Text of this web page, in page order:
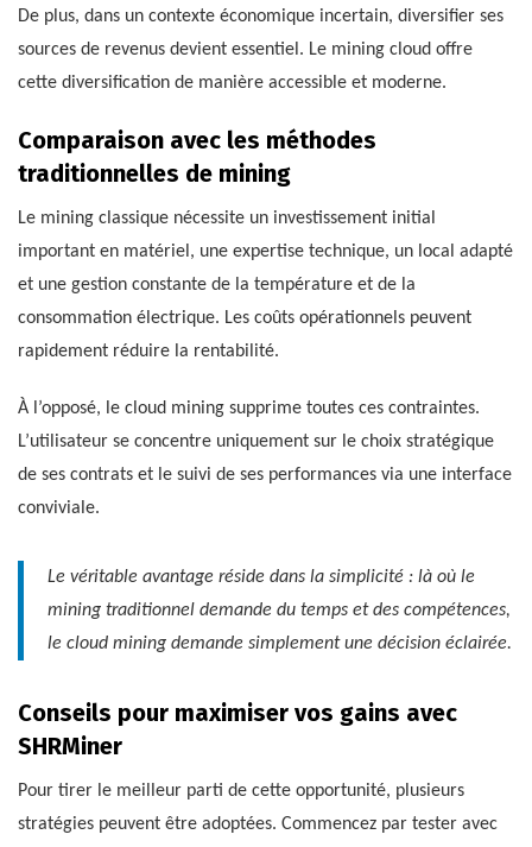
De plus, dans un contexte économique incertain, diversifier ses
sources de revenus devient essentiel. Le mining cloud offre
cette diversification de manière accessible et moderne.
Comparaison avec les méthodes
traditionnelles de mining
Le mining classique nécessite un investissement initial
important en matériel, une expertise technique, un local adapté
et une gestion constante de la température et de la
consommation électrique. Les coûts opérationnels peuvent
rapidement réduire la rentabilité.
À l’opposé, le cloud mining supprime toutes ces contraintes.
L’utilisateur se concentre uniquement sur le choix stratégique
de ses contrats et le suivi de ses performances via une interface
conviviale.
Le véritable avantage réside dans la simplicité : là où le
mining traditionnel demande du temps et des compétences,
le cloud mining demande simplement une décision éclairée.
Conseils pour maximiser vos gains avec
SHRMiner
Pour tirer le meilleur parti de cette opportunité, plusieurs
stratégies peuvent être adoptées. Commencez par tester avec